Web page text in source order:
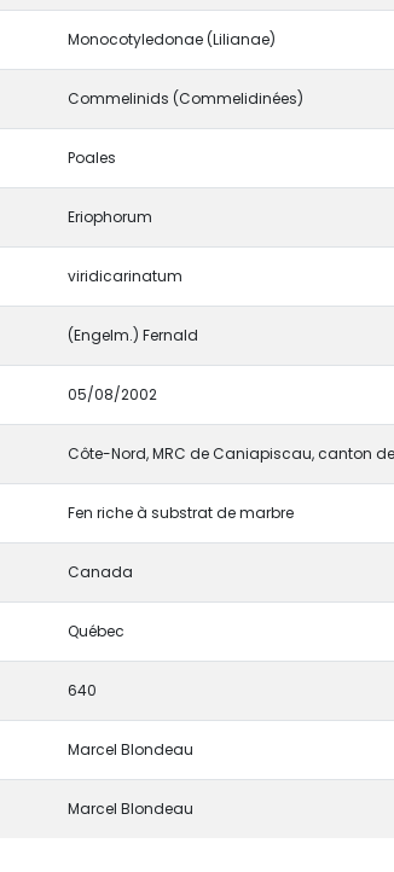
Monocotyledonae (Lilianae)
Commelinids (Commelidinées)
Poales
Eriophorum
viridicarinatum
(Engelm.) Fernald
05/08/2002
Côte-Nord, MRC de Caniapiscau, canton de
Fen riche à substrat de marbre
Canada
Québec
640
Marcel Blondeau
Marcel Blondeau